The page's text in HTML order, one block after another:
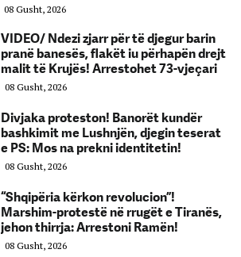
08 Gusht, 2026
VIDEO/ Ndezi zjarr për të djegur barin
pranë banesës, flakët iu përhapën drejt
malit të Krujës! Arrestohet 73-vjeçari
08 Gusht, 2026
Divjaka proteston! Banorët kundër
bashkimit me Lushnjën, djegin teserat
e PS: Mos na prekni identitetin!
08 Gusht, 2026
“Shqipëria kërkon revolucion”!
Marshim-protestë në rrugët e Tiranës,
jehon thirrja: Arrestoni Ramën!
08 Gusht, 2026